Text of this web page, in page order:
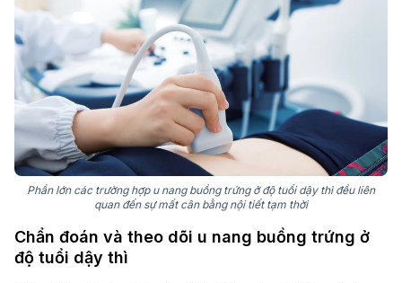
Phần lớn các trường hợp u nang buồng trứng ở độ tuổi dậy thì đều liên
quan đến sự mất cân bằng nội tiết tạm thời
Chẩn đoán và theo dõi u nang buồng trứng ở
độ tuổi dậy thì